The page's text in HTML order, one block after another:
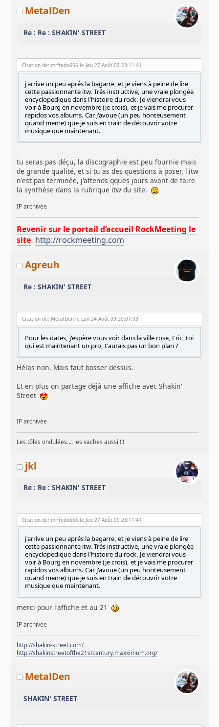
MetalDen
Re : Re : SHAKIN' STREET
Citation de: mrfredo666 le Jeu 27 Août 09 23:11:41
j'arrive un peu aprés la bagarre, et je viens à peine de lire
cette passionnante itw. Trés instructive, une vraie plongée
encyclopedique dans l'histoire du rock. Je viendrai vous
voir à Bourg en novembre (je crois), et je vais me procurer
rapidos vos albums. Car j'avoue (un peu honteusement
quand meme) que je suis en train de découvrir votre
musique que maintenant.
tu seras pas déçu, la discographie est peu fournie mais
de grande qualité, et si tu as des questions à poser, l'itw
n'est pas terminée, j'attends qques jours avant de faire
la synthèse dans la rubrique itw du site.
IP archivée
Revenir sur le portail d’accueil RockMeeting le
site : http://rockmeeting.com
Agreuh
Re : SHAKIN' STREET
Citation de: MetalDen le Lun 24 Août 09 20:07:03
Pour les dates, j'espère vous voir dans la ville rose, Eric, toi
qui est maintenant un pro, t'aurais pas un bon plan ?
Hélas non. Mais faut bosser dessus.
Et en plus on partage déjà une affiche avec Shakin'
Street
IP archivée
Les tôles ondulées.... les vaches aussi !!!
jkl
Re : Re : SHAKIN' STREET
Citation de: mrfredo666 le Jeu 27 Août 09 23:11:41
j'arrive un peu aprés la bagarre, et je viens à peine de lire
cette passionnante itw. Trés instructive, une vraie plongée
encyclopedique dans l'histoire du rock. Je viendrai vous
voir à Bourg en novembre (je crois), et je vais me procurer
rapidos vos albums. Car j'avoue (un peu honteusement
quand meme) que je suis en train de découvrir votre
musique que maintenant.
merci pour l'affiche et au 21
IP archivée
http://shakin-street.com/
http://shakinstreetofthe21stcentury.maxximum.org/
MetalDen
SHAKIN' STREET